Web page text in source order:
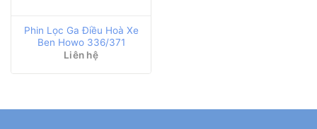
Phin Lọc Ga Điều Hoà Xe
Ben Howo 336/371
Liên hệ